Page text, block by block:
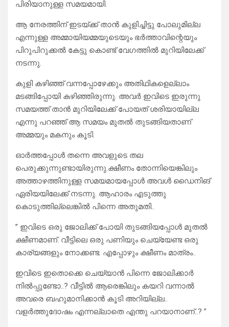
പിരിയാനുള്ള സമയമായി.
ആ നേരത്തിന് ഇടയ്ക്ക് താൻ കുളിച്ചിട്ടു പോലുമില്ല
എന്നുള്ള അമ്മായിയമ്മയുടെയും ഭർത്താവിന്റെയും
പിറുപിറുക്കൽ കേട്ടു കൊണ്ട് വേഗത്തിൽ മുറിയിലേക്ക്
നടന്നു.
കുളി കഴിഞ്ഞ് വന്നപ്പോഴേക്കും അതിഥികളെല്ലാം
മടങ്ങിപ്പോയി കഴിഞ്ഞിരുന്നു. അവർ ഇവിടെ ഇരുന്നു
സമയത്ത് താൻ മുറിയിലേക്ക് പോയത് ശരിയായില്ല
എന്നു പറഞ്ഞ് ആ സമയം മുതൽ തുടങ്ങിയതാണ്
അമ്മയും മകനും കൂടി.
ഓർത്തപ്പോൾ തന്നെ അവളുടെ തല
പെരുക്കുന്നുണ്ടായിരുന്നു.ക്ഷീണം തോന്നിയെങ്കിലും
അത്താഴത്തിനുള്ള സമയമായപ്പോൾ അവൾ ഡൈനിങ്
ഏരിയയിലേക്ക് നടന്നു. ആഹാരം എടുത്തു
കൊടുത്തില്ലെങ്കിൽ പിന്നെ അതുമതി..
” ഇവിടെ ഒരു ജോലിക്ക് പോയി തുടങ്ങിയപ്പോൾ മുതൽ
ക്ഷീണമാണ്. വീട്ടിലെ ഒരു പണിയും ചെയ്യേണ്ട ഒരു
കാര്യങ്ങളും നോക്കണ്ട. എപ്പോഴും ക്ഷീണം മാത്രം..
ഇവിടെ ഇതൊക്കെ ചെയ്യാൻ പിന്നെ ജോലിക്കാർ
നിൽപ്പുണ്ടോ..? വീട്ടിൽ ആരെങ്കിലും കയറി വന്നാൽ
അവരെ ബഹുമാനിക്കാൻ കൂടി അറിയില്ല..
വളർത്തുദോഷം എന്നല്ലാതെ എന്തു പറയാനാണ്..? ”